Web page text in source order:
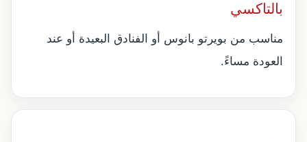
بالتاكسي
مناسب من بويرتو بانوس أو الفنادق البعيدة أو عند
العودة مساءً.